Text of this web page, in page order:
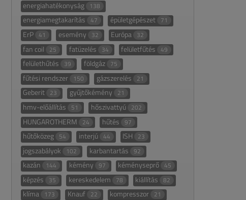
energiahatékonyság 138
energiamegtakarítás 47 épületgépészet 71
ErP 41 esemény 32 Európa 32
fan coil 25 fatüzelés 34 felületfűtés 49
felülethűtés 39 földgáz 75
fűtési rendszer 150 gázszerelés 21
Geberit 23 gyűjtőkémény 21
hmv-előállítás 51 hőszivattyú 202
HUNGAROTHERM 24 hűtés 97
hűtőközeg 54 interjú 44 ISH 23
jogszabályok 102 karbantartás 92
kazán 144 kémény 97 kéményseprő 45
képzés 35 kereskedelem 78 kiállítás 82
klíma 173 Knauf 22 kompresszor 21